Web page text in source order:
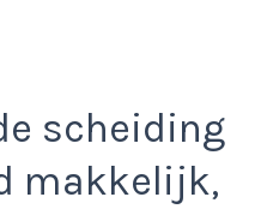
scheiding
makkelijk,